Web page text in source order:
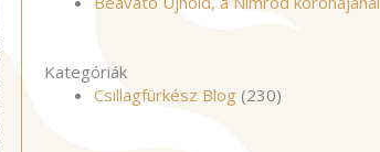
Kategóriák
Csillagfürkész Blog (230)